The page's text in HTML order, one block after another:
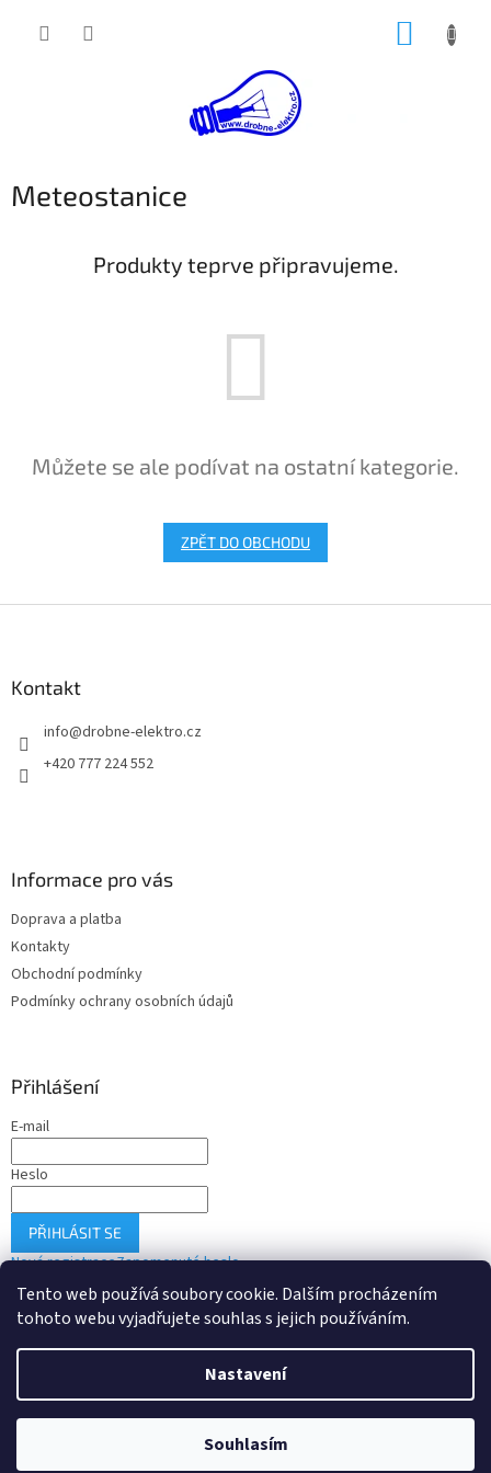
Tento web používá soubory cookie. Dalším procházením
tohoto webu vyjadřujete souhlas s jejich používáním.
Nastavení
Souhlasím
Meteostanice
Produkty teprve připravujeme.
Můžete se ale podívat na ostatní kategorie.
ZPĚT DO OBCHODU
Kontakt
info@drobne-elektro.cz
+420 777 224 552
Informace pro vás
Doprava a platba
Kontakty
Obchodní podmínky
Podmínky ochrany osobních údajů
Přihlášení
E-mail
Heslo
PŘIHLÁSIT SE
Nová registraceZapomenuté heslo
Copyright 2026Drobné-elektro.cz. Všechna práva vyhrazena.
Upravit nastavení cookies